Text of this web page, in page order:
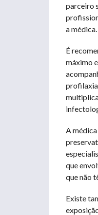
parceiro
a médica.
É
máximo
profilaxia
A
que
que não
Existe